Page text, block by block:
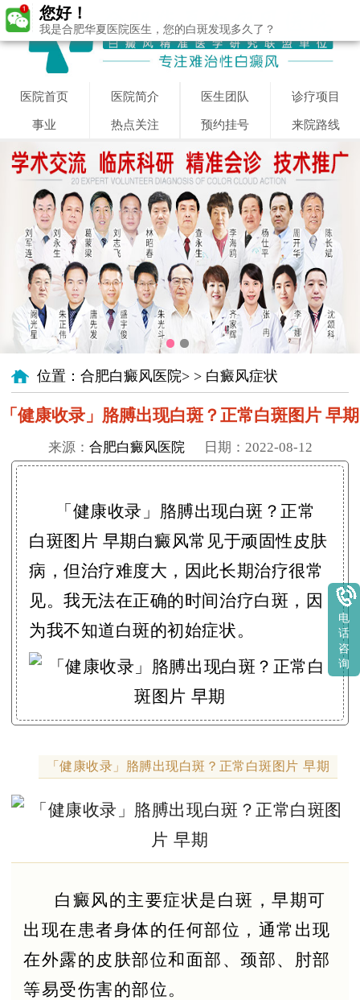
医院首页 医院简介 医生团队 诊疗项目
事业 热点关注 预约挂号 来院路线
位置：合肥白癜风医院> > 白癜风症状
「健康收录」胳膊出现白斑？正常白斑图片 早期
来源： 合肥白癜风医院日期：2022-08-12
「健康收录」胳膊出现白斑？正常
白斑图片 早期白癜风常见于顽固性皮肤
病，但治疗难度大，因此长期治疗很常
见。我无法在正确的时间治疗白斑，因
为我不知道白斑的初始症状。
「健康收录」胳膊出现白斑？正常白斑图片 早期
白癜风的主要症状是白斑，早期可
出现在患者身体的任何部位，通常出现
在外露的皮肤部位和面部、颈部、肘部
等易受伤害的部位。
电
话
咨
询
您好！
我是合肥华夏医院医生，您的白斑发现多久了？